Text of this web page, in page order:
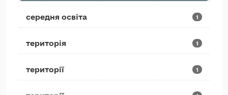
середня освіта 1
територія 1
території 1